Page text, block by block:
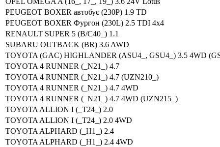
PEUGEOT BOXER автобус (230P) 1.9 TD
PEUGEOT BOXER Фургон (230L) 2.5 TDI 4x4
RENAULT SUPER 5 (B/C40_) 1.1
SUBARU OUTBACK (BR) 3.6 AWD
TOYOTA (GAC) HIGHLANDER (ASU4_, GSU4_) 3.5 4WD
TOYOTA 4 RUNNER (_N21_) 4.7
TOYOTA 4 RUNNER (_N21_) 4.7 (UZN210_)
TOYOTA 4 RUNNER (_N21_) 4.7 4WD
TOYOTA 4 RUNNER (_N21_) 4.7 4WD (UZN215_)
TOYOTA ALLION I (_T24_) 2.0
TOYOTA ALLION I (_T24_) 2.0 4WD
TOYOTA ALPHARD (_H1_) 2.4
TOYOTA ALPHARD (_H1_) 2.4 4WD